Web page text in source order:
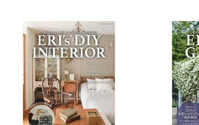
Shuji (EDT)(1) Tanaka(1)
Tomoko (EDT)(1)